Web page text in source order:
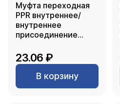
Муфта переходная
PPR внутреннее/
внутреннее
присоединение
23.06 ₽
В корзину